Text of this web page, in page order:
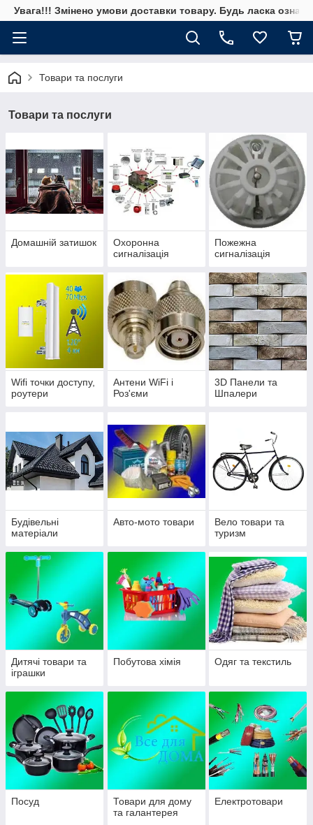
Увага!!! Змінено умови доставки товару. Будь ласка
Товари та послуги
Товари та послуги
Домашній затишок
Охоронна
сигналізація
Пожежна
сигналізація
Wifi точки доступу,
роутери
Антени WiFi і
Роз'єми
3D Панели та
Шпалери
Будівельні
матеріали
Авто-мото товари
Вело товари та
туризм
Дитячі товари та
іграшки
Побутова хімія Одяг та текстиль
Посуд
Товари для дому
та галантерея
Електротовари